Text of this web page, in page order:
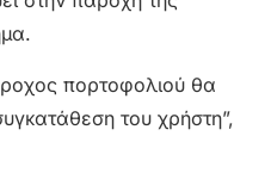
πορτοφολιού θα
του χρήστη”,